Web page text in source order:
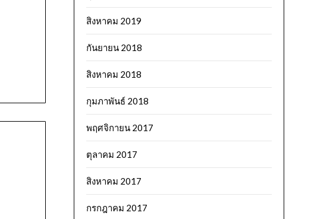
สิงหาคม 2019
กันยายน 2018
สิงหาคม 2018
กุมภาพันธ์ 2018
พฤศจิกายน 2017
ตุลาคม 2017
สิงหาคม 2017
กรกฎาคม 2017